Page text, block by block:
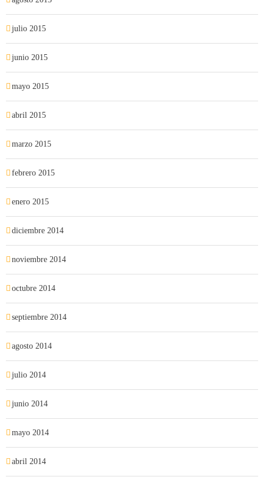
julio 2015
junio 2015
mayo 2015
abril 2015
marzo 2015
febrero 2015
enero 2015
diciembre 2014
noviembre 2014
octubre 2014
septiembre 2014
agosto 2014
julio 2014
junio 2014
mayo 2014
abril 2014